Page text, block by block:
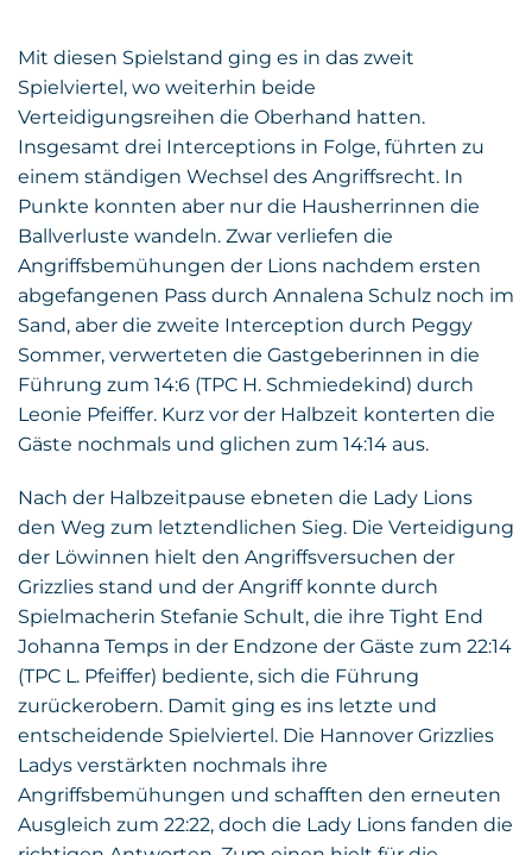
Mit diesen Spielstand ging es in das zweit
Spielviertel, wo weiterhin beide
Verteidigungsreihen die Oberhand hatten.
Insgesamt drei Interceptions in Folge, führten zu
einem ständigen Wechsel des Angriffsrecht. In
Punkte konnten aber nur die Hausherrinnen die
Ballverluste wandeln. Zwar verliefen die
Angriffsbemühungen der Lions nachdem ersten
abgefangenen Pass durch Annalena Schulz noch im
Sand, aber die zweite Interception durch Peggy
Sommer, verwerteten die Gastgeberinnen in die
Führung zum 14:6 (TPC H. Schmiedekind) durch
Leonie Pfeiffer. Kurz vor der Halbzeit konterten die
Gäste nochmals und glichen zum 14:14 aus.
Nach der Halbzeitpause ebneten die Lady Lions
den Weg zum letztendlichen Sieg. Die Verteidigung
der Löwinnen hielt den Angriffsversuchen der
Grizzlies stand und der Angriff konnte durch
Spielmacherin Stefanie Schult, die ihre Tight End
Johanna Temps in der Endzone der Gäste zum 22:14
(TPC L. Pfeiffer) bediente, sich die Führung
zurückerobern. Damit ging es ins letzte und
entscheidende Spielviertel. Die Hannover Grizzlies
Ladys verstärkten nochmals ihre
Angriffsbemühungen und schafften den erneuten
Ausgleich zum 22:22, doch die Lady Lions fanden die